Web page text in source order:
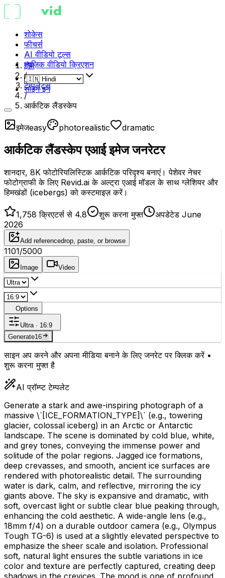
शोकेस
फीचर्स
AI वीडियो टूल्स
म्यूज़िक वीडियो क्रिएशन
साइन इन
होम
/
टेम्पलेट्स
/
आर्कटिक लैंडस्केप
इमेजeasy photorealistic dramatic
आर्कटिक लैंडस्केप एआई इमेज जनरेटर
शानदार, 8K फोटोरियलिस्टिक आर्कटिक परिदृश्य बनाएं। पेशेवर नेचर
फोटोग्राफी के लिए Revid.ai के अल्ट्रा एआई मॉडल के साथ ग्लेशियर और
हिमखंडों (icebergs) को कस्टमाइज़ करें।
1,758 क्रिएटर्स से 4.8 शुरू करना मुफ्त
अपडेटेड June
2026
Add referencedrop, paste, or browse
1101/5000
Image Video
Options
Ultra · 16:9
Generate16
साइन अप करने और अपना मीडिया बनाने के लिए जनरेट पर क्लिक करें •
शुरू करना मुफ्त है
AI प्रॉम्प्ट टेम्पलेट
Generate a stark and awe-inspiring photograph of a
massive \` [ICE_FORMATION_TYPE]\` (e.g., towering
glacier, colossal iceberg) in an Arctic or Antarctic
landscape. The scene is dominated by cold blue, white,
and grey tones, conveying the immense power and
solitude of the polar regions. Jagged ice formations,
deep crevasses, and smooth, ancient ice surfaces are
rendered with photorealistic detail. The surrounding
water is dark, calm, and reflective, mirroring the icy
giants above. The sky is expansive and dramatic, with
soft, overcast light or subtle clear blue peaking through,
enhancing the cold aesthetic. A wide-angle lens (e.g.,
18mm f/4) on a durable outdoor camera (e.g., Olympus
Tough TG-6) is used at a slightly elevated perspective to
emphasize the sheer scale and isolation. Professional
soft, natural light ensures the subtle variations in ice
color and texture are perfectly captured, creating deep
shadows in the crevices. The mood is one of profound